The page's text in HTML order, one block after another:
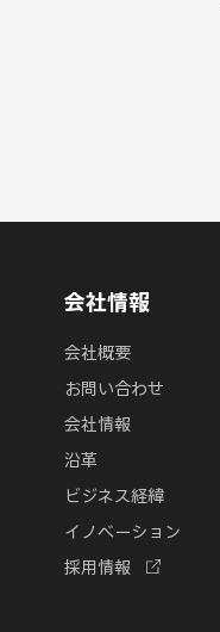
会社情報
会社概要
お問い合わせ
会社情報
沿革
ビジネス経緯
イノベーション
採用情報
新